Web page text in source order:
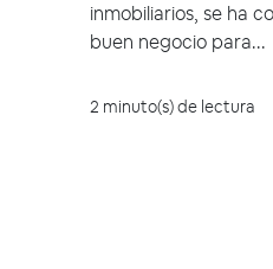
inmobiliarios, se ha
buen negocio para...
2 minuto(s) de lectura